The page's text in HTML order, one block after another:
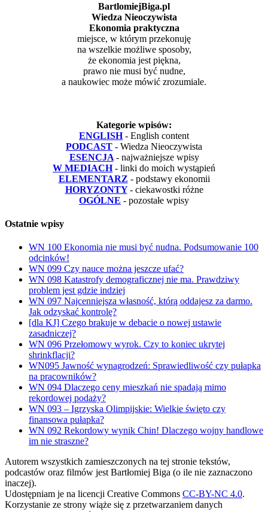
BartlomiejBiga.pl
Wiedza Nieoczywista
Ekonomia praktyczna
miejsce, w którym przekonuję
na wszelkie możliwe sposoby,
że ekonomia jest piękna,
prawo nie musi być nudne,
a naukowiec może mówić zrozumiale.
Kategorie wpisów:
ENGLISH - English content
PODCAST - Wiedza Nieoczywista
ESENCJA - najważniejsze wpisy
W MEDIACH - linki do moich wystąpień
ELEMENTARZ - podstawy ekonomii
HORYZONTY - ciekawostki różne
OGÓLNE - pozostałe wpisy
Ostatnie wpisy
WN 100 Ekonomia nie musi być nudna. Podsumowanie 100
odcinków!
WN 099 Czy nauce można jeszcze ufać?
WN 098 Katastrofy demograficznej nie ma. Prawdziwy
problem jest gdzie indziej
WN 097 Najcenniejsza własność, którą oddajesz za darmo.
Jak odzyskać kontrolę?
[dla KJ] Czego brakuje w debacie o nowej ustawie
zasadniczej?
WN 096 Przełomowy wyrok. Czy to koniec ukrytej
shrinkflacji?
WN095 Jawność wynagrodzeń: Sprawiedliwość czy pułapka
na pracowników?
WN 094 Dlaczego ceny mieszkań nie spadają mimo
rekordowej podaży?
WN 093 – Igrzyska Olimpijskie: Wielkie święto czy
finansowa pułapka?
WN 092 Rekordowy wynik Chin! Dlaczego wojny handlowe
im nie straszne?
Autorem wszystkich zamieszczonych na tej stronie tekstów,
podcastów oraz filmów jest Bartłomiej Biga (o ile nie zaznaczono
inaczej).
Udostępniam je na licencji Creative Commons CC-BY-NC 4.0.
Korzystanie ze strony wiąże się z przetwarzaniem danych